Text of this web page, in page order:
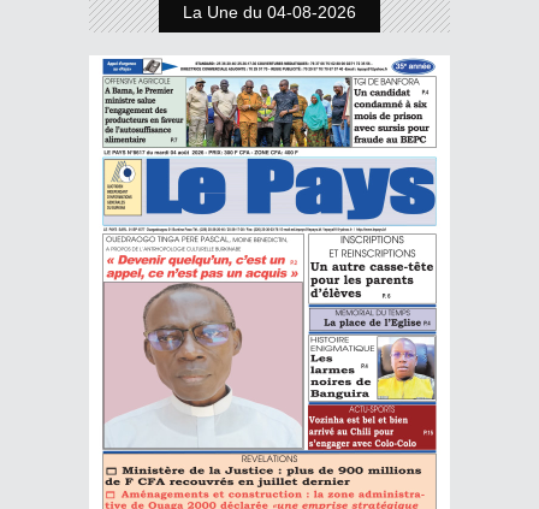
La Une du 04-08-2026